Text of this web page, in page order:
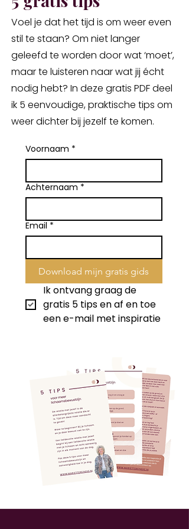
Voel je dat het tijd is om weer even
stil te staan? Om niet langer
geleefd te worden door wat ‘moet’,
maar te luisteren naar wat jij écht
nodig hebt? In deze gratis PDF deel
ik 5 eenvoudige, praktische tips om
weer dichter bij jezelf te komen.
Voornaam *
Achternaam *
Email *
Download mijn gratis gids
Ik ontvang graag de
gratis 5 tips en af en toe
een e-mail met inspiratie